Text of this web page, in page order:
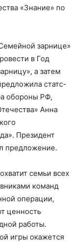
«Знание» по
зарнице»
в Год
а затем
статс-
обороны РФ,
Анна
Президент
предложение.
семьи всех
команд
операции,
ценность
работы.
игры окажется